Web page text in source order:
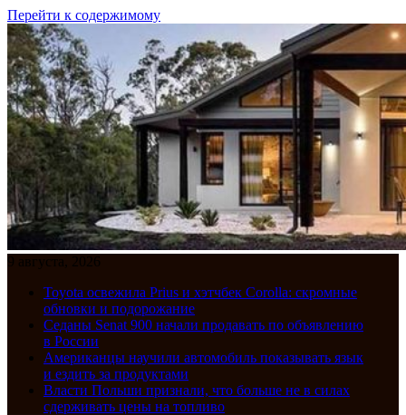
Перейти к содержимому
9 августа, 2026
Toyota освежила Prius и хэтчбек Corolla: скромные
обновки и подорожание
Седаны Senat 900 начали продавать по объявлению
в России
Американцы научили автомобиль показывать язык
и ездить за продуктами
Власти Польши признали, что больше не в силах
сдерживать цены на топливо